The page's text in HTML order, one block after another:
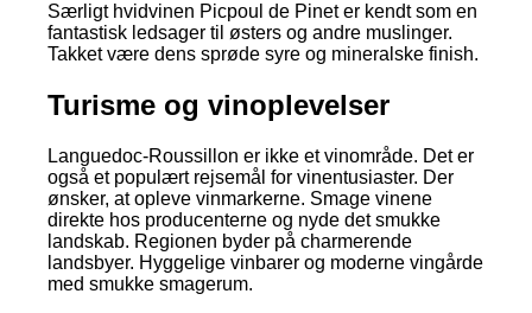
Særligt hvidvinen Picpoul de Pinet er kendt som en
fantastisk ledsager til østers og andre muslinger.
Takket være dens sprøde syre og mineralske finish.
Turisme og vinoplevelser
Languedoc-Roussillon er ikke et vinområde. Det er
også et populært rejsemål for vinentusiaster. Der
ønsker, at opleve vinmarkerne. Smage vinene
direkte hos producenterne og nyde det smukke
landskab. Regionen byder på charmerende
landsbyer. Hyggelige vinbarer og moderne vingårde
med smukke smagerum.